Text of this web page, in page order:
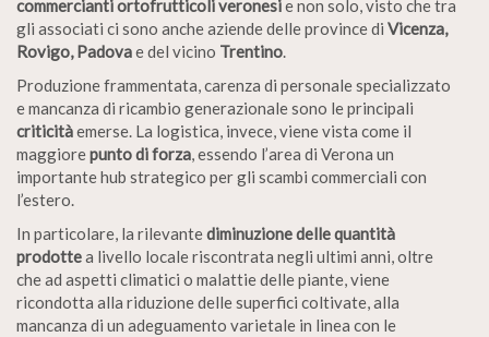
commercianti ortofrutticoliveronesie non solo, visto che tra
gli associati ci sono anche aziende delle province di Vicenza,
Rovigo, Padovae del vicino Trentino.
Produzione frammentata, carenza di personale specializzato
e mancanza di ricambio generazionale sono le principali
criticitàemerse. La logistica, invece, viene vista come il
maggiorepunto di forza, essendo l’area di Verona un
importante hub strategico per gli scambi commerciali con
l’estero.
In particolare, la rilevantediminuzione delle quantità
prodottea livello locale riscontrata negli ultimi anni, oltre
che ad aspetti climatici o malattie delle piante, viene
ricondotta alla riduzione delle superfici coltivate, alla
mancanza di un adeguamento varietale in linea con le